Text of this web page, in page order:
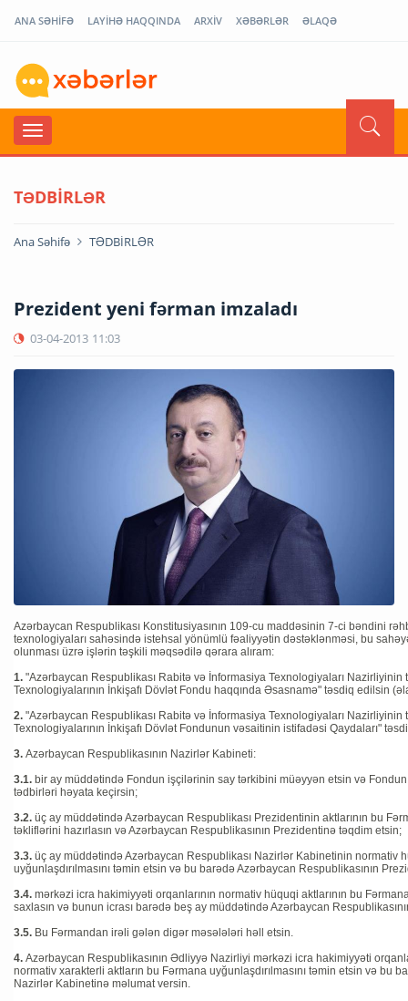
ANA SƏHİFƏ LAYİHƏ HAQQINDA ARXİV XƏBƏRLƏR ƏLAQƏ
TƏDBİRLƏR
Ana Səhifə TƏDBİRLƏR
Prezident yeni fərman imzaladı
03-04-2013 11:03
Azərbaycan Respublikası Konstitusiyasının 109-cu maddəsinin 7-ci bəndini
texnologiyaları sahəsində istehsal yönümlü fəaliyyətin dəstəklənməsi, bu
olunması üzrə işlərin təşkili məqsədilə qərara alıram:
1. "Azərbaycan Respublikası Rabitə və İnformasiya Texnologiyaları
Texnologiyalarının İnkişafı Dövlət Fondu haqqında Əsasnamə" təsdiq edilsin
2. "Azərbaycan Respublikası Rabitə və İnformasiya Texnologiyaları
Texnologiyalarının İnkişafı Dövlət Fondunun vəsaitinin istifadəsi Qaydaları"
3. Azərbaycan Respublikasının Nazirlər Kabineti:
3.1. bir ay müddətində Fondun işçilərinin say tərkibini müəyyən etsin və
tədbirləri həyata keçirsin;
3.2. üç ay müddətində Azərbaycan Respublikası Prezidentinin aktlarının bu
təkliflərini hazırlasın və Azərbaycan Respublikasının Prezidentinə təqdim etsin;
3.3. üç ay müddətində Azərbaycan Respublikası Nazirlər Kabinetinin normativ
uyğunlaşdırılmasını təmin etsin və bu barədə Azərbaycan Respublikasının
3.4. mərkəzi icra hakimiyyəti orqanlarının normativ hüquqi aktlarının bu
saxlasın və bunun icrası barədə beş ay müddətində Azərbaycan
3.5. Bu Fərmandan irəli gələn digər məsələləri həll etsin.
4. Azərbaycan Respublikasının Ədliyyə Nazirliyi mərkəzi icra hakimiyyəti
normativ xarakterli aktların bu Fərmana uyğunlaşdırılmasını təmin etsin və bu
Nazirlər Kabinetinə məlumat versin.